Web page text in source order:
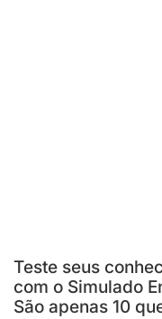
Teste seus
com o Simulado
São apenas 10